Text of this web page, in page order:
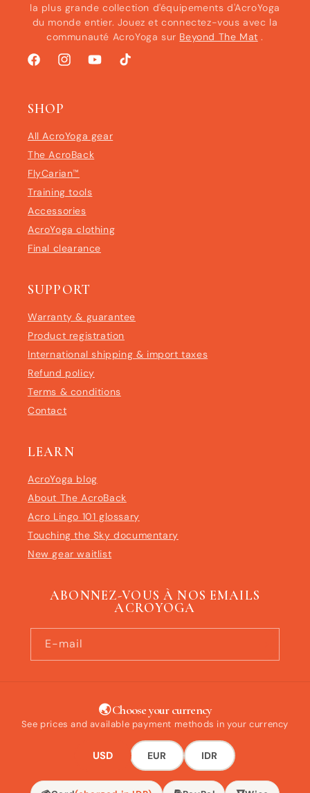
la plus grande collection d'équipements d'AcroYoga
du monde entier. Jouez et connectez-vous avec la
communauté AcroYoga sur Beyond The Mat .
FacebookInstagramYouTubeTikTok
SHOP
All AcroYoga gear
The AcroBack
FlyCarian™
Training tools
Accessories
AcroYoga clothing
Final clearance
SUPPORT
Warranty & guarantee
Product registration
International shipping & import taxes
Refund policy
Terms & conditions
Contact
LEARN
AcroYoga blog
About The AcroBack
Acro Lingo 101 glossary
Touching the Sky documentary
New gear waitlist
ABONNEZ-VOUS À NOS EMAILS
ACROYOGA
E-mail
🌏 Choose your currency
See prices and available payment methods in your currency
USD EUR IDR